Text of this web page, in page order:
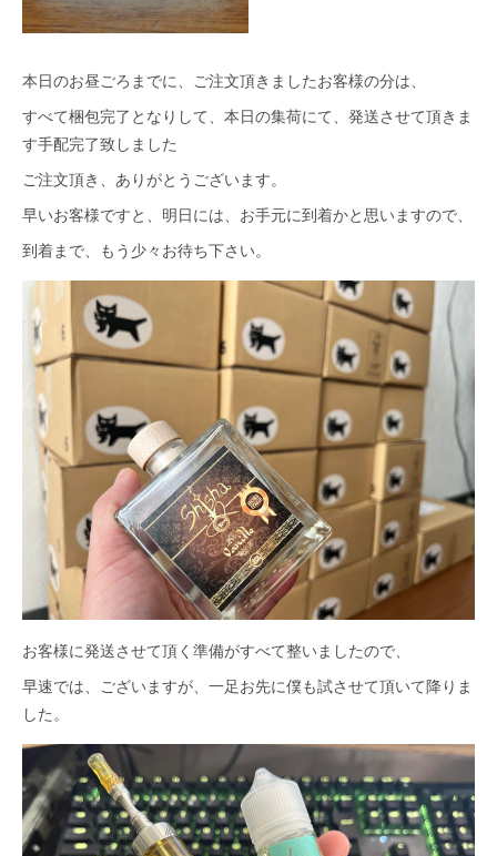
本日のお昼ごろまでに、ご注文頂きましたお客様の分は、
すべて梱包完了となりして、本日の集荷にて、発送させて頂きま
す手配完了致しました
ご注文頂き、ありがとうございます。
早いお客様ですと、明日には、お手元に到着かと思いますので、
到着まで、もう少々お待ち下さい。
お客様に発送させて頂く準備がすべて整いましたので、
早速では、ございますが、一足お先に僕も試させて頂いて降りま
した。